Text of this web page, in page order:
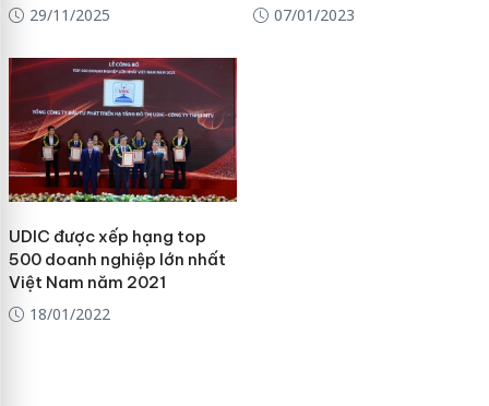
29/11/2025
07/01/2023
UDIC được xếp hạng top
500 doanh nghiệp lớn nhất
Việt Nam năm 2021
18/01/2022